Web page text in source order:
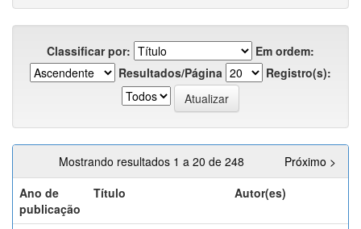
Classificar por:
Em ordem:
Resultados/Página
Registro(s):
Mostrando resultados 1 a 20 de 248
Próximo >
Ano de
publicação
Título Autor(es)